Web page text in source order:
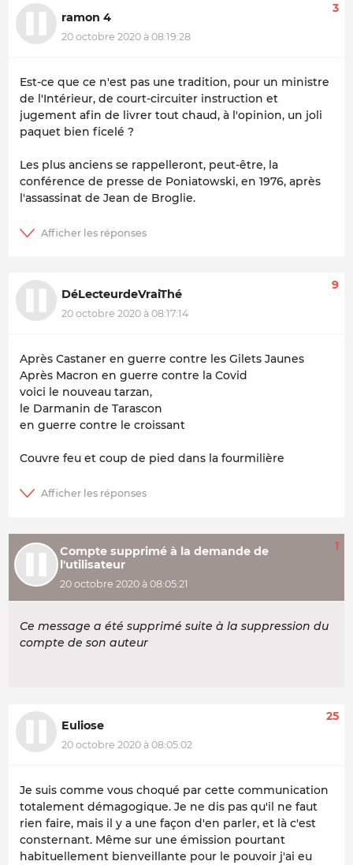
ramon 4
20 octobre 2020 à 08:19:28
3
Est-ce que ce n'est pas une tradition, pour un ministre
de l'Intérieur, de court-circuiter instruction et
jugement afin de livrer tout chaud, à l'opinion, un joli
paquet bien ficelé ?
Les plus anciens se rappelleront, peut-être, la
conférence de presse de Poniatowski, en 1976, après
l'assassinat de Jean de Broglie.
DéLecteurdeVraiThé
20 octobre 2020 à 08:17:14
9
Après Castaner en guerre contre les Gilets Jaunes
Après Macron en guerre contre la Covid
voici le nouveau tarzan,
le Darmanin de Tarascon
en guerre contre le croissant
Couvre feu et coup de pied dans la fourmilière
Compte supprimé à la demande de
l'utilisateur
20 octobre 2020 à 08:05:21
1
Ce message a été supprimé suite à la suppression du
compte de son auteur
Euliose
20 octobre 2020 à 08:05:02
25
Je suis comme vous choqué par cette communication
totalement démagogique. Je ne dis pas qu'il ne faut
rien faire, mais il y a une façon d'en parler, et là c'est
consternant. Même sur une émission pourtant
habituellement bienveillante pour le pouvoir j'ai eu